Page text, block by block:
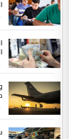
مضجعيك
حيدر عاشور
التعليق :
دقيق
وثروات
الموضوع :
الرافدين